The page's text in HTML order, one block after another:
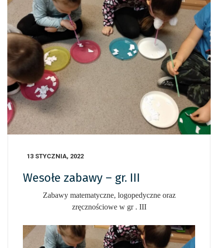
13 STYCZNIA, 2022
Wesołe zabawy – gr. III
Zabawy matematyczne, logopedyczne oraz
zręcznościowe w gr . III